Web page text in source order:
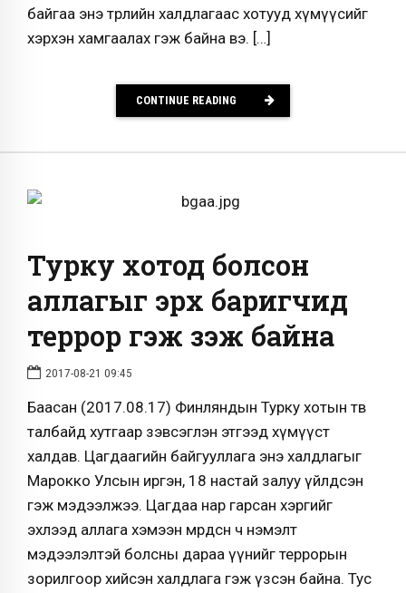
байгаа энэ төрлийн халдлагаас хотууд хүмүүсийг
хэрхэн хамгаалах гэж байна вэ. […]
CONTINUE READING
Турку хотод болсон
аллагыг эрх баригчид
террор гэж үзэж байна
2017-08-21 09:45
Баасан (2017.08.17) Финляндын Турку хотын төв
талбайд хутгаар зэвсэглэн этгээд хүмүүст
халдав. Цагдаагийн байгууллага энэ халдлагыг
Марокко Улсын иргэн, 18 настай залуу үйлдсэн
гэж мэдээлжээ. Цагдаа нар гарсан хэргийг
эхлээд аллага хэмээн мөрдсөн ч нэмэлт
мэдээлэлтэй болсны дараа үүнийг террорын
зорилгоор хийсэн халдлага гэж үзсэн байна. Тус